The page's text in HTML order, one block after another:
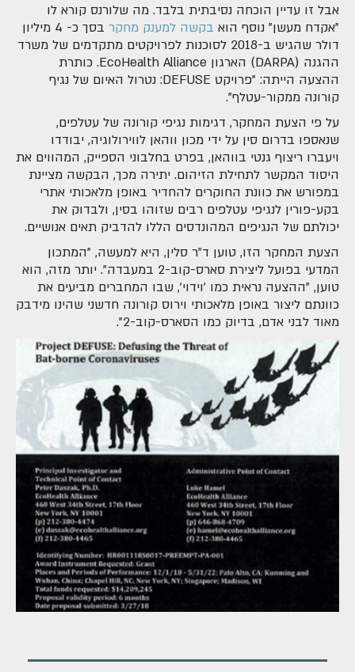
אבל זו עדיין הוכחה נסיבתית בלבד. מה שלורנס קורא לו
"אקדח מעשן" נוסף הוא בקשה למענק מחקר
בסך כ- 4 מיליון
דולר שהגיש ב-2018 לסוכנות לפרויקטים מתקדמים של משרד
ההגנה (DARPA) הארגון EcoHealth Alliance. כותרת
ההצעה הייתה: "פרויקט DEFUSE: נטרול האיום של נגיף
קורונה ממקור-עטלף".
על פי הצעת המחקר, דגימות נגיפי קורונה של עטלפים,
שנאספו בדרום סין על ידי מכון ווהאן לווירולוגיה, יבודדו
ויעברו ריצוף גנטי בווהאן, בפרט בחלבוני הספייק, המהווים את
היסוד המקשר לתחילת הזיהום. יתירה מכך, הבקשה מציינת
במפורש את כוונת החוקרים להחדיר באופן מלאכותי אתרי
בקע-פורין לנגיפי עטלפים רבים שזוהו בסין, ולבדוק את
יכולתם של הנגיפים המהונדסים הללו להדביק תאים אנושיים.
הצעת המחקר הזו, טוען ד"ר סלין, היא למעשה, "המתכון
המדעי בפועל ליצירת סארס-קוב-2 במעבדה". יותר מזה, הוא
טוען, "ההצעה נראית כמו 'וידוי', שבו המחברים מביעים את
כוונתם ליצור באופן מלאכותי וירוס קורונה חדשני שהינו מידבק
מאוד לבני אדם, בדיוק כמו הסארס-קוב-2".